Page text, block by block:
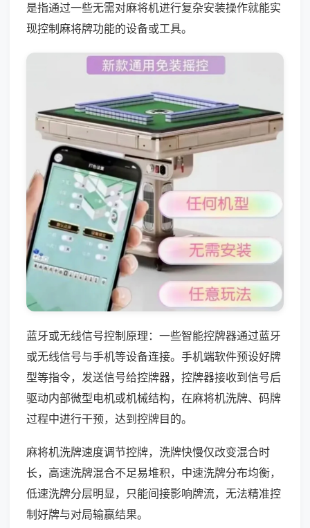
是指通过一些无需对麻将机进行复杂安装操作就能实
现控制麻将牌功能的设备或工具。
蓝牙或无线信号控制原理：一些智能控牌器通过蓝牙
或无线信号与手机等设备连接。手机端软件预设好牌
型等指令，发送信号给控牌器，控牌器接收到信号后
驱动内部微型电机或机械结构，在麻将机洗牌、码牌
过程中进行干预，达到控牌目的。
麻将机洗牌速度调节控牌，洗牌快慢仅改变混合时
长，高速洗牌混合不足易堆积，中速洗牌分布均衡，
低速洗牌分层明显，只能间接影响牌流，无法精准控
制好牌与对局输赢结果。